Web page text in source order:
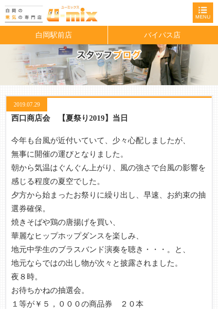
白岡駅前店 バイパス店
2019.07.29
西口商店会 【夏祭り2019】当日
今年も台風が近付いていて、少々心配しましたが、
無事に開催の運びとなりました。
朝から気温はぐんぐん上がり、風の強さで台風の影響を
感じる程度の夏空でした。
夕方から始まったお祭りに繰り出し、早速、お約束の抽
選券確保。
焼きそばや鶏の唐揚げを買い、
華麗なヒップホップダンスを楽しみ、
地元中学生のブラスバンド演奏を聴き・・・。と、
地元ならではの出し物が次々と披露されました。
夜８時。
お待ちかねの抽選会。
１等が￥５，０００の商品券 ２０本